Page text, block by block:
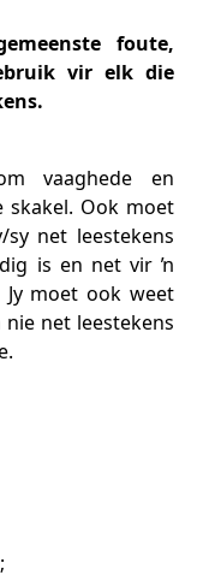
foute,
vir elk die
vaaghede en
Ook moet
net leestekens
is en net vir ŉ
moet ook weet
net leestekens